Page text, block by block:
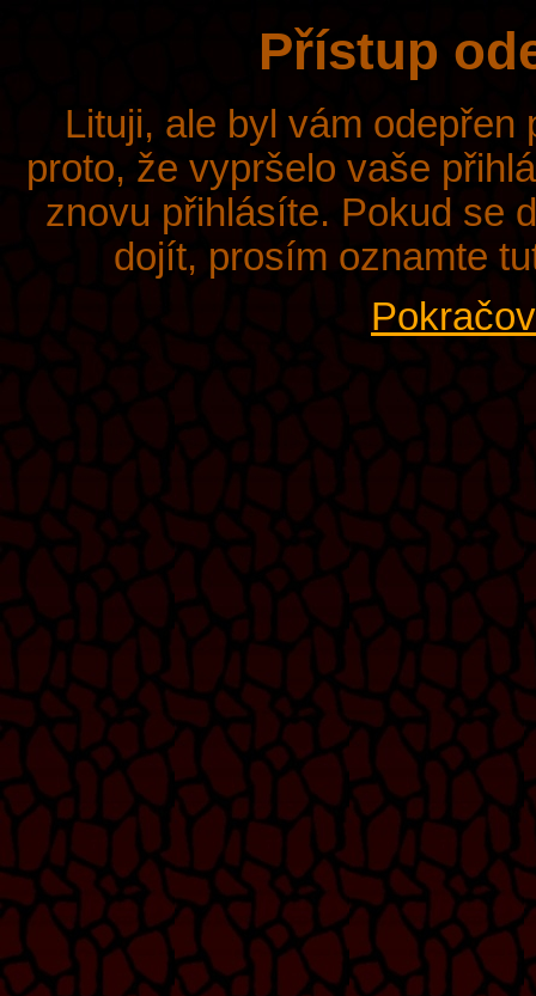
Přístup
Lituji, ale byl vám
proto, že vypršelo vaše
znovu přihlásíte. Pokud se
dojít, prosím oznamte